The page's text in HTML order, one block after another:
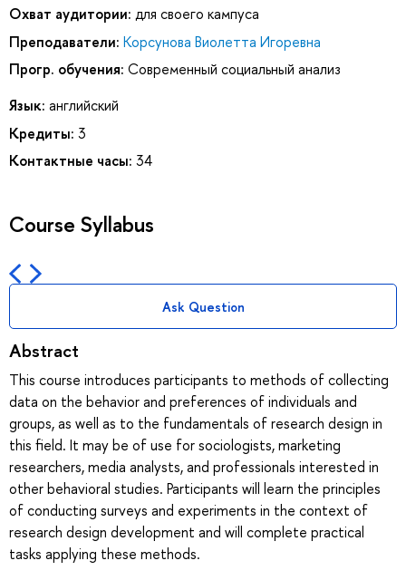
Охват аудитории: для своего кампуса
Преподаватели: Корсунова Виолетта Игоревна
Прогр. обучения: Современный социальный анализ
Язык: английский
Кредиты: 3
Контактные часы: 34
Course Syllabus
Ask Question
Abstract
This course introduces participants to methods of collecting
data on the behavior and preferences of individuals and
groups, as well as to the fundamentals of research design in
this field. It may be of use for sociologists, marketing
researchers, media analysts, and professionals interested in
other behavioral studies. Participants will learn the principles
of conducting surveys and experiments in the context of
research design development and will complete practical
tasks applying these methods.